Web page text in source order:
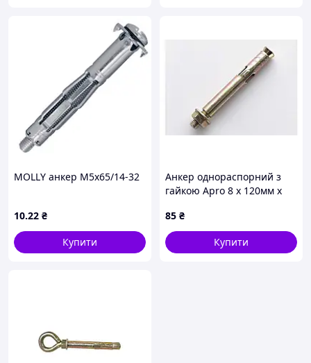
MOLLY анкер М5х65/14-32
10.22 ₴
Купити
Анкер однораспорний з
гайкою Apro 8 х 120мм x
85 ₴
Купити